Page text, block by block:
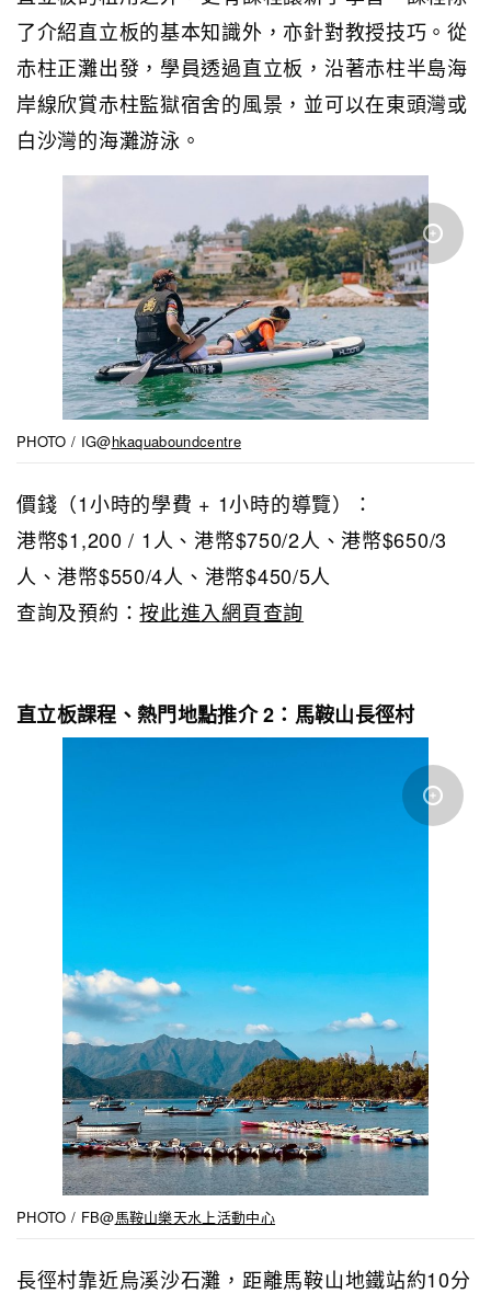
了介紹直立板的基本知識外，亦針對教授技巧。從
赤柱正灘出發，學員透過直立板，沿著赤柱半島海
岸線欣賞赤柱監獄宿舍的風景，並可以在東頭灣或
白沙灣的海灘游泳。
PHOTO / IG@hkaquaboundcentre
價錢（1小時的學費 + 1小時的導覽）：
港幣$1,200 / 1人、港幣$750/2人、港幣$650/3
人、港幣$550/4人、港幣$450/5人
查詢及預約：按此進入網頁查詢
直立板課程、熱門地點推介 2：馬鞍山長徑村
PHOTO / FB@馬鞍山樂天水上活動中心
長徑村靠近烏溪沙石灘，距離馬鞍山地鐵站約10分